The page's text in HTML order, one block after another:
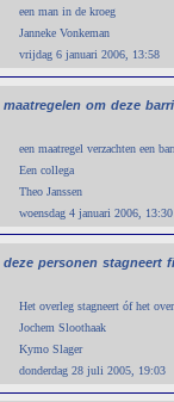
een man in de kroeg
Janneke Vonkeman
vrijdag 6 januari 2006, 13:58
maatregelen om deze
een maatregel verzachten een
Een collega
Theo Janssen
woensdag 4 januari 2006, 13:30
deze personen stagneert
Het overleg stagneert óf het
Jochem Sloothaak
Kymo Slager
donderdag 28 juli 2005, 19:03